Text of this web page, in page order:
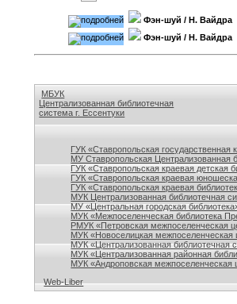
Фэн-шуй / Н. Вайдра
Фэн-шуй / Н. Вайдра
МБУК
Централизованная библиотечная
система г. Ессентуки
ГУК «Ставропольская
МУ Ставропольская Централизованная
ГУК «Ставропольская краевая детская
ГУК «Ставропольская краевая
ГУК «Ставропольская краевая
МУК Централизованная библиотечная
МУ «Центральная городская
МУК «Межпоселенческая библиотека
РМУК «Петровская межпоселенческая
МУК «Новоселицкая межпоселенческая
МУК «Централизованная библиотечная
МУК «Централизованная районная
МУК «Андроповская межпоселенческая
Web-Liber